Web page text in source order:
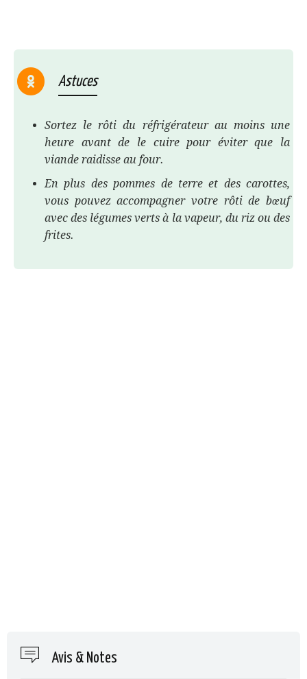
Astuces
Sortez le rôti du réfrigérateur au moins une
heure avant de le cuire pour éviter que la
viande raidisse au four.
En plus des pommes de terre et des carottes,
vous pouvez accompagner votre rôti de bœuf
avec des légumes verts à la vapeur, du riz ou des
frites.
Avis & Notes